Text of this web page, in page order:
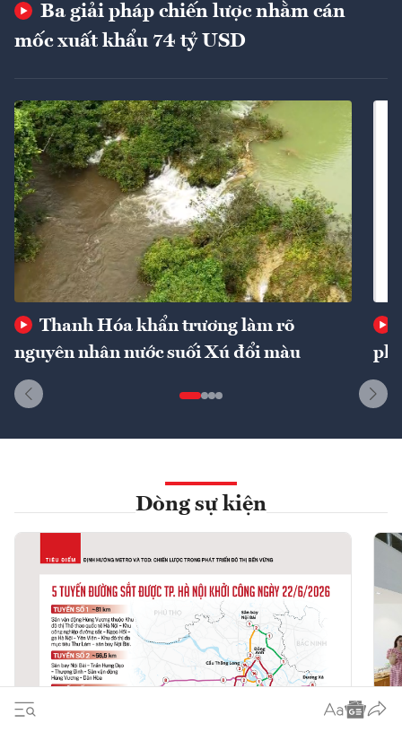
Ba giải pháp chiến lược nhằm cán
mốc xuất khẩu 74 tỷ USD
Thanh Hóa khẩn trương làm rõ
nguyên nhân nước suối Xú đổi màu
phí
Dòng sự kiện